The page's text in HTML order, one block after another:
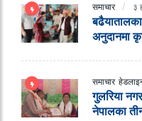
समाचार ३
अनुदानमा
समाचार
गुलरिया
नेपालका